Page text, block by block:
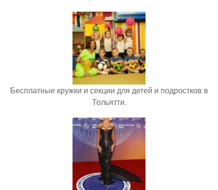
Бесплатные кружки и секции для детей и подростков в
Тольятти.